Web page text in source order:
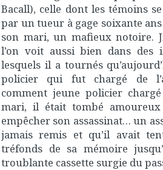
Bacall), celle dont les témoins
par un tueur à gage soixante
son mari, un mafieux notoire.
l’on voit aussi bien dans des
lesquels il a tournés
policier qui fut chargé de
comment jeune policier
mari, il était tombé
empêcher son assassinat… un
jamais remis et qu’il avait
tréfonds de sa mémoire
troublante cassette surgie du